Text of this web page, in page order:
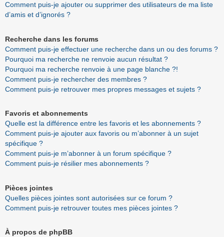
Comment puis-je ajouter ou supprimer des utilisateurs de ma liste
d’amis et d’ignorés ?
Recherche dans les forums
Comment puis-je effectuer une recherche dans un ou des forums ?
Pourquoi ma recherche ne renvoie aucun résultat ?
Pourquoi ma recherche renvoie à une page blanche ?!
Comment puis-je rechercher des membres ?
Comment puis-je retrouver mes propres messages et sujets ?
Favoris et abonnements
Quelle est la différence entre les favoris et les abonnements ?
Comment puis-je ajouter aux favoris ou m’abonner à un sujet
spécifique ?
Comment puis-je m’abonner à un forum spécifique ?
Comment puis-je résilier mes abonnements ?
Pièces jointes
Quelles pièces jointes sont autorisées sur ce forum ?
Comment puis-je retrouver toutes mes pièces jointes ?
À propos de phpBB